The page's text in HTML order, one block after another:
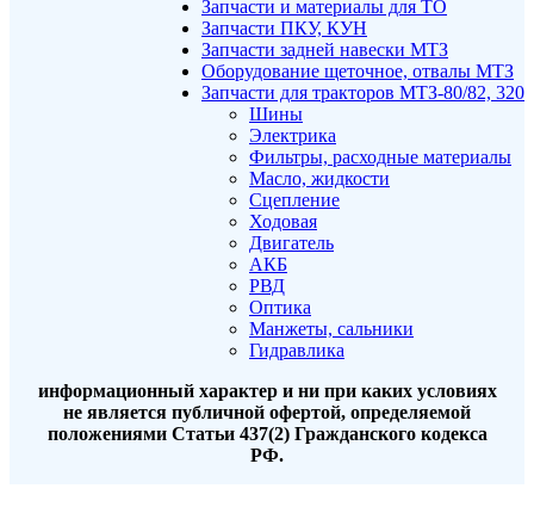
Запчасти и материалы для ТО
Запчасти ПКУ, КУН
Запчасти задней навески МТЗ
Оборудование щеточное, отвалы МТЗ
Запчасти для тракторов МТЗ-80/82, 320
Шины
Электрика
Фильтры, расходные материалы
Масло, жидкости
Сцепление
Ходовая
Двигатель
АКБ
РВД
Оптика
Манжеты, сальники
Гидравлика
информационный характер и ни при каких условиях
не является публичной офертой, определяемой
положениями Статьи 437(2) Гражданского кодекса
РФ.